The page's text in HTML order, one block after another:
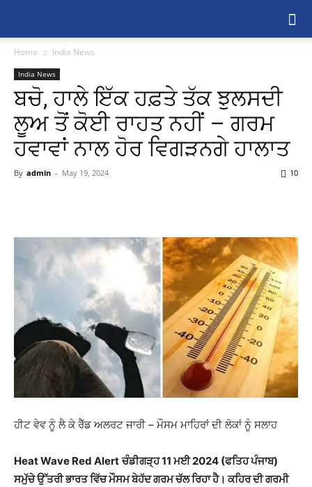
Home India News
India News
ਬਚੋ, ਹਾਲੇ ਇੱਕ ਹਫ਼ਤੇ ਤੱਕ ਝੁਲਸਦੀ
ਲੂਅ ਤੋਂ ਕੋਈ ਰਾਹਤ ਨਹੀਂ – ਗਰਮ
ਹਵਾਵਾਂ ਨਾਲ ਹੋਰ ਵਿਗੜਨਗੇ ਹਾਲਾਤ
By admin - May 19, 2024 10
ਹੀਟ ​​ਵੇਵ ਨੂੰ ਲੈ ਕੇ ਰੈੱਡ ਅਲਰਟ ਜਾਰੀ – ਮੌਸਮ ਮਾਹਿਰਾਂ ਦੀ ਲੋਕਾਂ ਨੂੰ ਸਲਾਹ
Heat Wave Red Alert ਚੰਡੀਗੜ੍ਹ 11 ਮਈ 2024 (ਫਤਿਹ ਪੰਜਾਬ)
ਸਮੁੱਚੇ ਉੱਤਰੀ ਭਾਰਤ ਵਿੱਚ ਮੌਸਮ ਬੇਹੱਦ ਗਰਮ ਚੱਲ ਰਿਹਾ ਹੈ। ਕਹਿਰ ਦੀ ਗਰਮੀ